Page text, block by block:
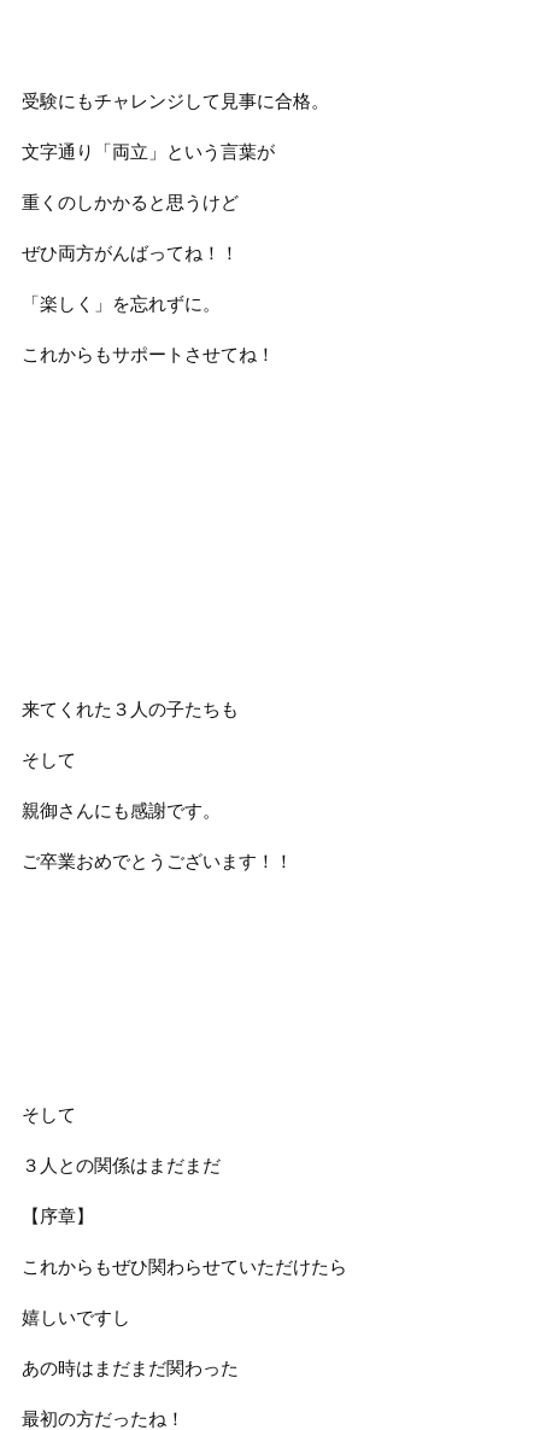
受験にもチャレンジして見事に合格。
文字通り「両立」という言葉が
重くのしかかると思うけど
ぜひ両方がんばってね！！
「楽しく」を忘れずに。
これからもサポートさせてね！
来てくれた３人の子たちも
そして
親御さんにも感謝です。
ご卒業おめでとうございます！！
そして
３人との関係はまだまだ
【序章】
これからもぜひ関わらせていただけたら
嬉しいですし
あの時はまだまだ関わった
最初の方だったね！